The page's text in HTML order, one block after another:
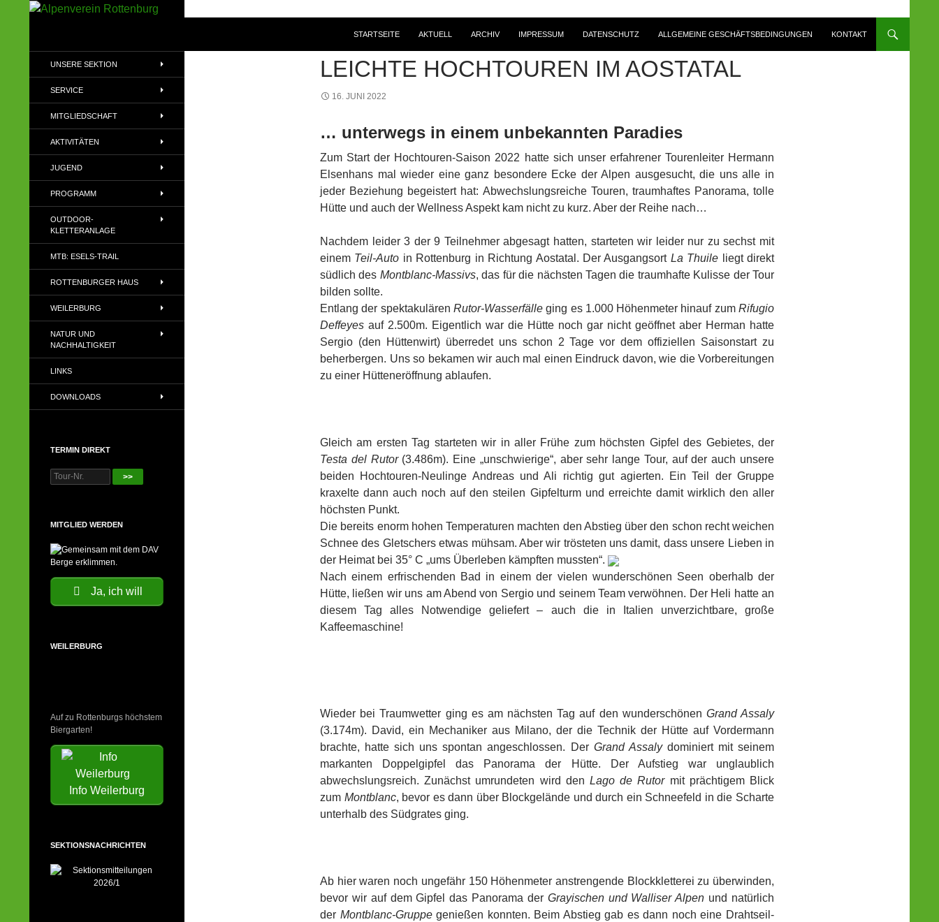
STARTSEITE AKTUELL ARCHIV IMPRESSUM DATENSCHUTZ ALLGEMEINE GESCHÄFTSBEDINGUNGEN KONTAKT
LEICHTE HOCHTOUREN IM AOSTATAL
16. JUNI 2022
… unterwegs in einem unbekannten Paradies
Zum Start der Hochtouren-Saison 2022 hatte sich unser erfahrener Tourenleiter Hermann
Elsenhans mal wieder eine ganz besondere Ecke der Alpen ausgesucht, die uns alle in
jeder Beziehung begeistert hat: Abwechslungsreiche Touren, traumhaftes Panorama, tolle
Hütte und auch der Wellness Aspekt kam nicht zu kurz. Aber der Reihe nach…
Nachdem leider 3 der 9 Teilnehmer abgesagt hatten, starteten wir leider nur zu sechst mit
einem Teil-Auto in Rottenburg in Richtung Aostatal. Der Ausgangsort La Thuile liegt direkt
südlich des Montblanc-Massivs, das für die nächsten Tagen die traumhafte Kulisse der Tour
bilden sollte.
Entlang der spektakulären Rutor-Wasserfälleging es 1.000 Höhenmeter hinauf zumRifugio
Deffeyes auf 2.500m. Eigentlich war die Hütte noch gar nicht geöffnet aber Herman hatte
Sergio (den Hüttenwirt) überredet uns schon 2 Tage vor dem offiziellen Saisonstart zu
beherbergen. Uns so bekamen wir auch mal einen Eindruck davon, wie die Vorbereitungen
zu einer Hütteneröffnung ablaufen.
Gleich am ersten Tag starteten wir in aller Frühe zum höchsten Gipfel des Gebietes, der
Testa del Rutor(3.486m). Eine „unschwierige“, aber sehr lange Tour, auf der auch unsere
beiden Hochtouren-Neulinge Andreas und Ali richtig gut agierten. Ein Teil der Gruppe
kraxelte dann auch noch auf den steilen Gipfelturm und erreichte damit wirklich den aller
höchsten Punkt.
Die bereits enorm hohen Temperaturen machten den Abstieg über den schon recht weichen
Schnee des Gletschers etwas mühsam. Aber wir trösteten uns damit, dass unsere Lieben in
der Heimat bei 35° C „ums Überleben kämpften mussten“.
Nach einem erfrischenden Bad in einem der vielen wunderschönen Seen oberhalb der
Hütte, ließen wir uns am Abend von Sergio und seinem Team verwöhnen. Der Heli hatte an
diesem Tag alles Notwendige geliefert – auch die in Italien unverzichtbare, große
Kaffeemaschine!
Wieder bei Traumwetter ging es am nächsten Tag auf den wunderschönen Grand Assaly
(3.174m). David, ein Mechaniker aus Milano, der die Technik der Hütte auf Vordermann
brachte, hatte sich uns spontan angeschlossen. Der Grand Assalydominiert mit seinem
markanten Doppelgipfel das Panorama der Hütte. Der Aufstieg war unglaublich
abwechslungsreich. Zunächst umrundeten wird den Lago de Rutormit prächtigem Blick
zum Montblanc, bevor es dann über Blockgelände und durch ein Schneefeld in die Scharte
unterhalb des Südgrates ging.
Ab hier waren noch ungefähr 150 Höhenmeter anstrengende Blockkletterei zu überwinden,
bevor wir auf dem Gipfel das Panorama der Grayischen und Walliser Alpen und natürlich
der Montblanc-Gruppegenießen konnten. Beim Abstieg gab es dann noch eine Drahtseil-
Alpenvereins (DAV) e.V
UNSERE SEKTION
SERVICE
MITGLIEDSCHAFT
AKTIVITÄTEN
JUGEND
PROGRAMM
OUTDOOR-
KLETTERANLAGE
MTB: ESELS-TRAIL
ROTTENBURGER HAUS
WEILERBURG
NATUR UND
NACHHALTIGKEIT
LINKS
DOWNLOADS
TERMIN DIREKT
>>
MITGLIED WERDEN
Ja, ich will
WEILERBURG
Auf zu Rottenburgs höchstem
Biergarten!
Info Weilerburg
SEKTIONSNACHRICHTEN